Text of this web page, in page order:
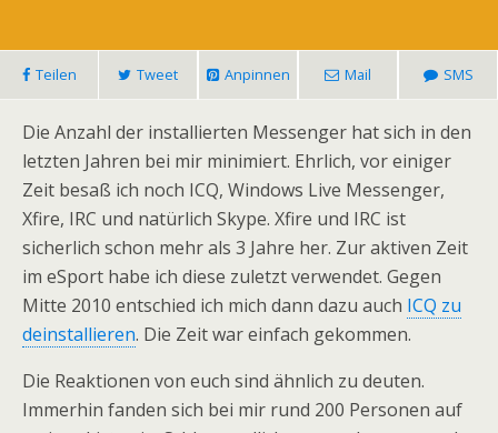
Teilen Tweet Anpinnen Mail SMS
Die Anzahl der installierten Messenger hat sich in den
letzten Jahren bei mir minimiert. Ehrlich, vor einiger
Zeit besaß ich noch ICQ, Windows Live Messenger,
Xfire, IRC und natürlich Skype. Xfire und IRC ist
sicherlich schon mehr als 3 Jahre her. Zur aktiven Zeit
im eSport habe ich diese zuletzt verwendet. Gegen
Mitte 2010 entschied ich mich dann dazu auch ICQ zu
deinstallieren. Die Zeit war einfach gekommen.
Die Reaktionen von euch sind ähnlich zu deuten.
Immerhin fanden sich bei mir rund 200 Personen auf